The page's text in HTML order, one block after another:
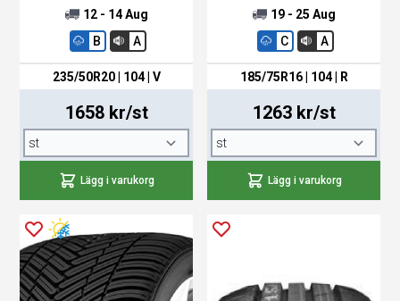
12 - 14 Aug
B
A
235/50R20 | 104 | V
1658 kr/st
Lägg i varukorg
19 - 25 Aug
C
A
185/75R16 | 104 | R
1263 kr/st
Lägg i varukorg